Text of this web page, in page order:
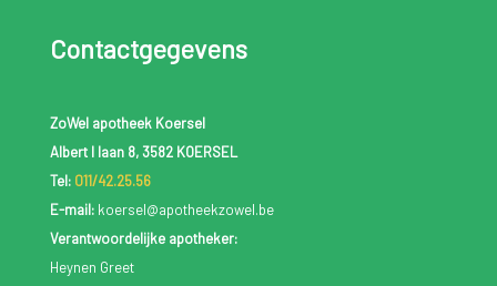
Contactgegevens
ZoWel apotheek Koersel
Albert I laan 8, 3582 KOERSEL
Tel: 011/42.25.56
E-mail: koersel@apotheekzowel.be
Verantwoordelijke apotheker:
Heynen Greet